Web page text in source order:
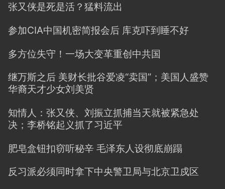
张又侠是死是活？猛料流出
参加CIA中国机密简报会后 库克吓到睡不好
多方位失守！一场大变革重创中共国
继万斯之后 美财长批谷爱凌“卖国”；美国人盛赞
华裔天才少女刘美贤
知情人：张又侠、刘振立抓捕当天就被紧急处
决；李桥铭起义抓了习近平
肥皂盒钮扣窃听秘辛 毛泽东人设彻底崩蹋
反习派必须同时拿下中央警卫局与北京卫戍区